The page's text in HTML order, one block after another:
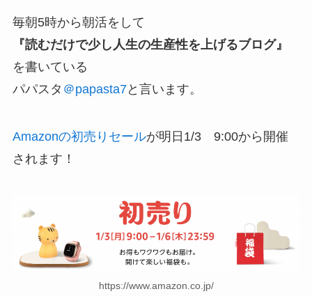
毎朝5時から朝活をして
『読むだけで少し人生の生産性を上げるブログ』
を書いている
パパスタ ＠papasta7と言います。
Amazonの初売りセールが明日1/3 9:00から開催
されます！
https://www.amazon.co.jp/